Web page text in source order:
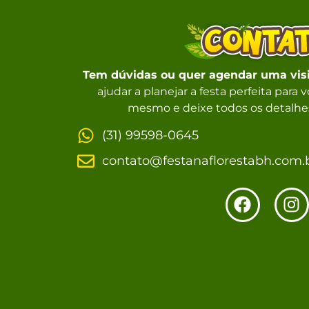
Tem dúvidas ou quer agendar uma
ajudar a planejar a festa perfeita para
mesmo e deixe todos os
(31) 99598-0645